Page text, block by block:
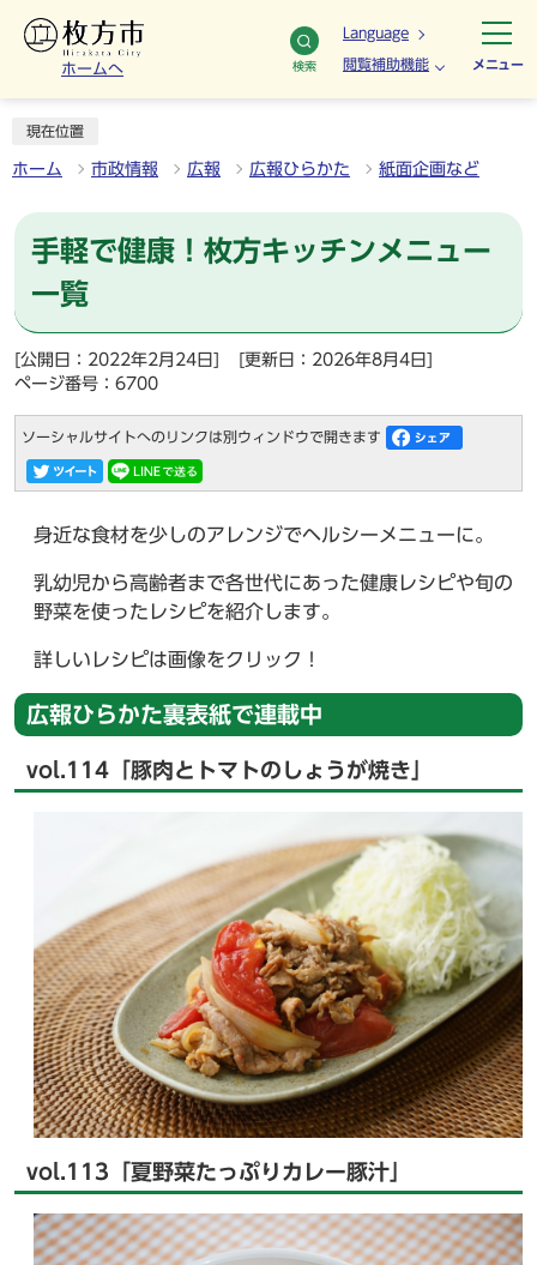
ホームへ 検索
Language
閲覧補助機能 メニュー
現在位置
ホーム 市政情報 広報 広報ひらかた 紙面企画など
手軽で健康！枚方キッチンメニュー
一覧
[公開日：2022年2月24日]
[更新日：2026年8月4日]
ページ番号：6700
ソーシャルサイトへのリンクは別ウィンドウで開きます
身近な食材を少しのアレンジでヘルシーメニューに。
乳幼児から高齢者まで各世代にあった健康レシピや旬の
野菜を使ったレシピを紹介します。
詳しいレシピは画像をクリック！
広報ひらかた裏表紙で連載中
vol.114「豚肉とトマトのしょうが焼き」
vol.113「夏野菜たっぷりカレー豚汁」